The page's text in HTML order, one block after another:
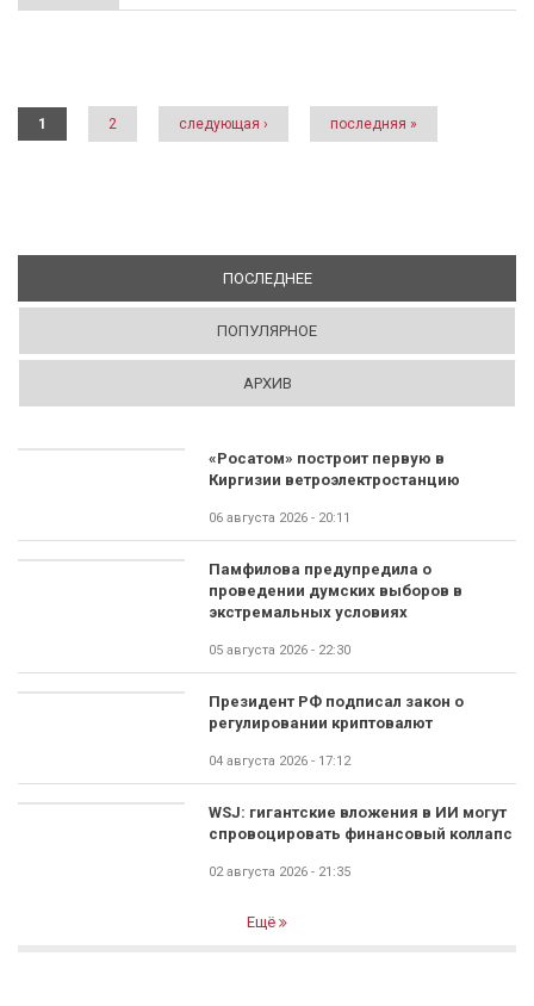
Страницы
1 2 следующая › последняя »
ПОСЛЕДНЕЕ(АКТИВНАЯ ВКЛАДКА)
ПОПУЛЯРНОЕ
АРХИВ
«Росатом» построит первую в
Киргизии ветроэлектростанцию
06 августа 2026 - 20:11
Памфилова предупредила о
проведении думских выборов в
экстремальных условиях
05 августа 2026 - 22:30
Президент РФ подписал закон о
регулировании криптовалют
04 августа 2026 - 17:12
WSJ: гигантские вложения в ИИ могут
спровоцировать финансовый коллапс
02 августа 2026 - 21:35
Ещё